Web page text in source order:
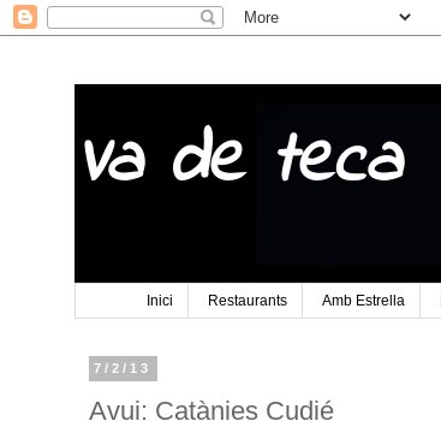
Va de teca
Inici Restaurants Amb Estrella
7/2/13
Avui: Catànies Cudié